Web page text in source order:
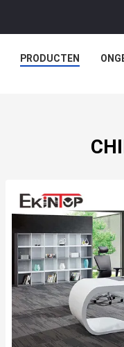
PRODUCTEN